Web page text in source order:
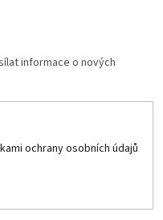
informace o nových
ochrany osobních údajů